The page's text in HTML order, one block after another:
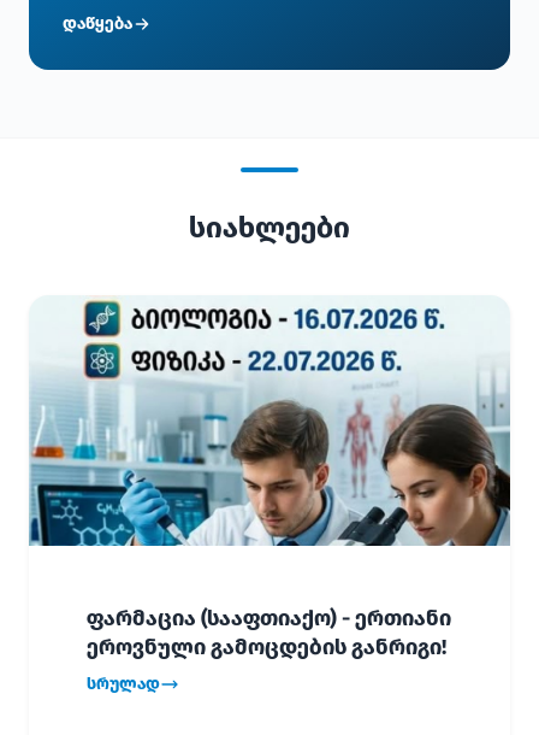
დაწყება
სიახლეები
ფარმაცია (სააფთიაქო) - ერთიანი
ეროვნული გამოცდების განრიგი!
სრულად